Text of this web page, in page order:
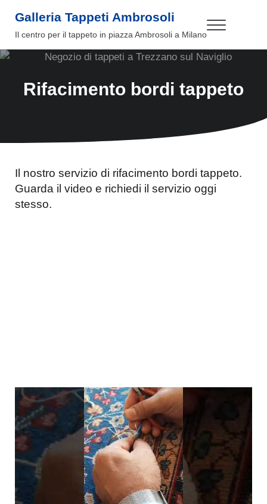
Galleria Tappeti Ambrosoli
Il centro per il tappeto in piazza Ambrosoli a Milano Menu
Rifacimento bordi tappeto
Il nostro servizio di rifacimento bordi tappeto.
Guarda il video e richiedi il servizio oggi
stesso.